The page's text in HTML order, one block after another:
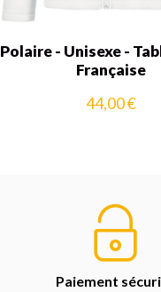
Polaire - Unisexe -
Française
44,00 €
Paiement